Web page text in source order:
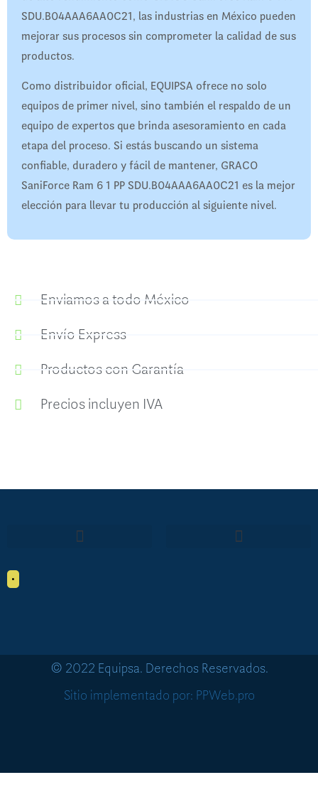
SDU.B04AAA6AA0C21, las industrias en México pueden
mejorar sus procesos sin comprometer la calidad de sus
productos.
Como distribuidor oficial, EQUIPSA ofrece no solo
equipos de primer nivel, sino también el respaldo de un
equipo de expertos que brinda asesoramiento en cada
etapa del proceso. Si estás buscando un sistema
confiable, duradero y fácil de mantener, GRACO
SaniForce Ram 6 1 PP SDU.B04AAA6AA0C21 es la mejor
elección para llevar tu producción al siguiente nivel.
Enviamos a todo México
Envío Express
Productos con Garantía
Precios incluyen IVA
•
© 2022 Equipsa. Derechos Reservados.
Sitio implementado por: PPWeb.pro